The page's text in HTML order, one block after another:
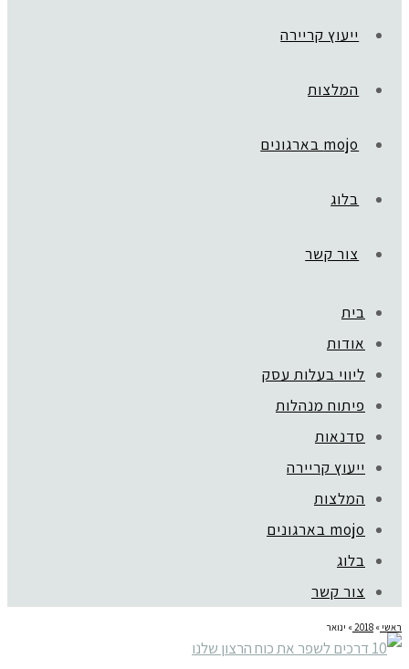
ייעוץ קריירה
המלצות
mojo בארגונים
בלוג
צור קשר
בית
אודות
ליווי בעלות עסק
פיתוח מנהלות
סדנאות
ייעוץ קריירה
המלצות
mojo בארגונים
בלוג
צור קשר
ראשי »
2018
» ינואר